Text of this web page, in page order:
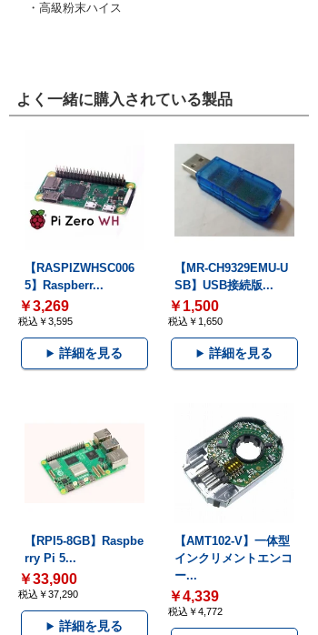
・高級粉末ハイス
よく一緒に購入されている製品
【RASPIZWHSC006
5】Raspberr...
￥3,269
税込￥3,595
詳細を見る
【MR-CH9329EMU-U
SB】USB接続版...
￥1,500
税込￥1,650
詳細を見る
【RPI5-8GB】Raspbe
rry Pi 5...
￥33,900
税込￥37,290
詳細を見る
【AMT102-V】一体型
インクリメントエンコ
ー...
￥4,339
税込￥4,772